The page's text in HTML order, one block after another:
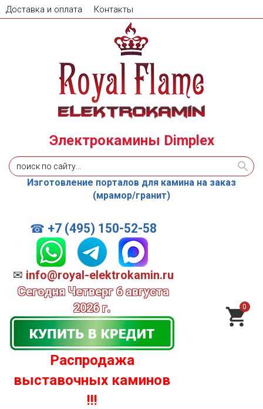
Доставка и оплата Контакты
☎ +7 (495) 150-52-58
✉ info@royal-elektrokamin.ru
Сегодня Четверг 6 августа
2026 г.
Распродажа
выставочных каминов
!!!
Электрокамины Dimplex
Изготовление порталов для камина на заказ
(мрамор/гранит)
0